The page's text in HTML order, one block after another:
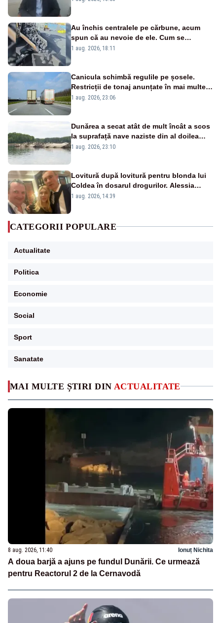
MAI MULTE ȘTIRI DIN ACTUALITATE
8 aug. 2026, 11:40 Ionuț Nichita
A doua barjă a ajuns pe fundul Dunării. Ce urmează
pentru Reactorul 2 de la Cernavodă
Au închis centralele pe cărbune, acum
spun că au nevoie de ele. Cum se
pasează vina în plină criză energetică
1 aug. 2026, 18:11
Canicula schimbă regulile pe șosele.
Restricții de tonaj anunțate în mai multe
județe
1 aug. 2026, 23:06
Dunărea a secat atât de mult încât a scos
la suprafață nave naziste din al doilea
război mondial
1 aug. 2026, 23:10
Lovitură după lovitură pentru blonda lui
Coldea în dosarul drogurilor. Alessia
Păcuraru explică decizia magistraților
1 aug. 2026, 14:39
CATEGORII POPULARE
Actualitate
Politica
Economie
Social
Sport
Sanatate